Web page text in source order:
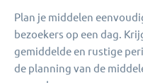
Plan je middelen
bezoekers op een dag.
gemiddelde en rustige
de planning van de